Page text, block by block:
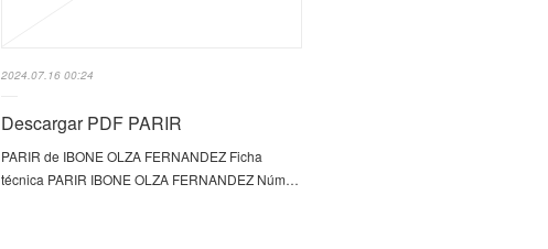
2024.07.16 00:24
Descargar PDF PARIR
PARIR de IBONE OLZA FERNANDEZ Ficha
técnica PARIR IBONE OLZA FERNANDEZ Núm…